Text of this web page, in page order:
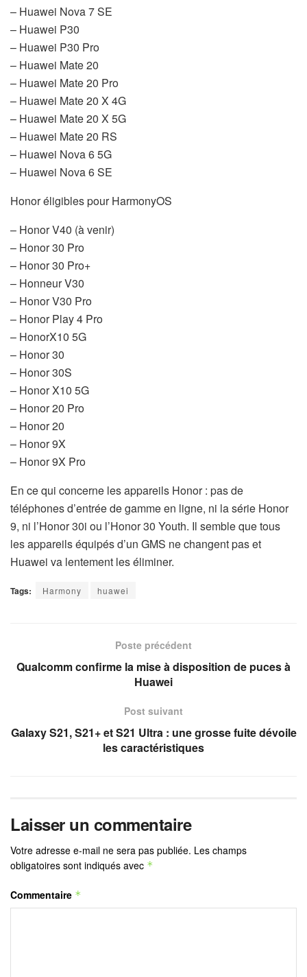
– Huawei Nova 7 SE
– Huawei P30
– Huawei P30 Pro
– Huawei Mate 20
– Huawei Mate 20 Pro
– Huawei Mate 20 X 4G
– Huawei Mate 20 X 5G
– Huawei Mate 20 RS
– Huawei Nova 6 5G
– Huawei Nova 6 SE
Honor éligibles pour HarmonyOS
– Honor V40 (à venir)
– Honor 30 Pro
– Honor 30 Pro+
– Honneur V30
– Honor V30 Pro
– Honor Play 4 Pro
– HonorX10 5G
– Honor 30
– Honor 30S
– Honor X10 5G
– Honor 20 Pro
– Honor 20
– Honor 9X
– Honor 9X Pro
En ce qui concerne les appareils Honor : pas de
téléphones d’entrée de gamme en ligne, ni la série Honor
9, ni l’Honor 30i ou l’Honor 30 Youth. Il semble que tous
les appareils équipés d’un GMS ne changent pas et
Huawei va lentement les éliminer.
Tags: Harmony huawei
Poste précédent
Qualcomm confirme la mise à disposition de puces à
Huawei
Post suivant
Galaxy S21, S21+ et S21 Ultra : une grosse fuite dévoile
les caractéristiques
Laisser un commentaire
Votre adresse e-mail ne sera pas publiée. Les champs
obligatoires sont indiqués avec *
Commentaire *